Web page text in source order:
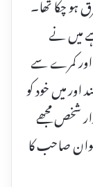
میں نے
اور کمرے سے
میں خود کو
شخص مجھے
صاحب کا